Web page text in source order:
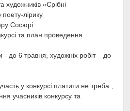
художників «Срібні
лірику
Сосюрі
та план проведення
- до 6 травня, художніх робіт – до
у конкурсі платити не треба ,
учасників конкурсу та